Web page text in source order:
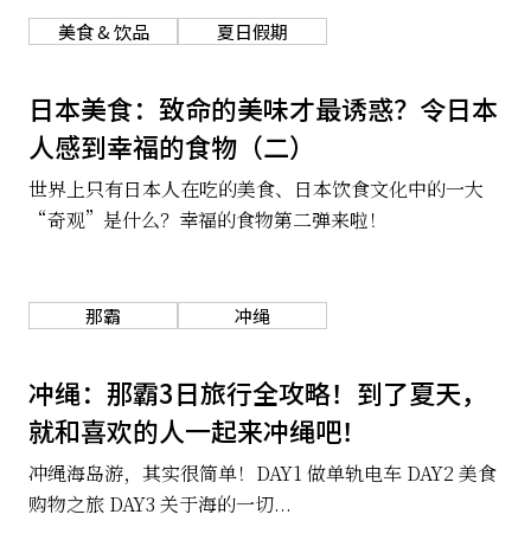
美食 & 饮品 夏日假期
日本美食：致命的美味才最诱惑？令日本
人感到幸福的食物（二）
世界上只有日本人在吃的美食、日本饮食文化中的一大
“奇观”是什么？幸福的食物第二弹来啦！
那霸 冲绳
冲绳：那霸3日旅行全攻略！到了夏天，
就和喜欢的人一起来冲绳吧！
冲绳海岛游，其实很简单！DAY1 做单轨电车 DAY2 美食
购物之旅 DAY3 关于海的一切...